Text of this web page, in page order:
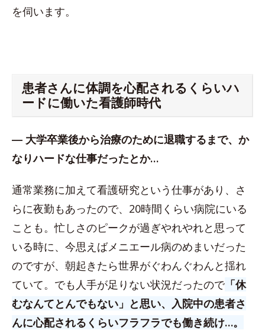
を伺います。
患者さんに体調を心配されるくらいハ
ードに働いた看護師時代
― 大学卒業後から治療のために退職するまで、か
なりハードな仕事だったとか…
通常業務に加えて看護研究という仕事があり、さ
らに夜勤もあったので、20時間くらい病院にいる
ことも。忙しさのピークが過ぎやれやれと思って
いる時に、今思えばメニエール病のめまいだった
のですが、朝起きたら世界がぐわんぐわんと揺れ
ていて。でも人手が足りない状況だったので 「休
むなんてとんでもない」と思い、入院中の患者さ
んに心配されるくらいフラフラでも働き続け…。